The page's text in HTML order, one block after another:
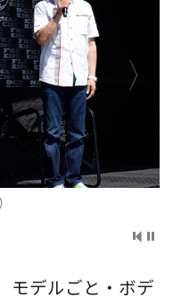
モデルごと・ボデ